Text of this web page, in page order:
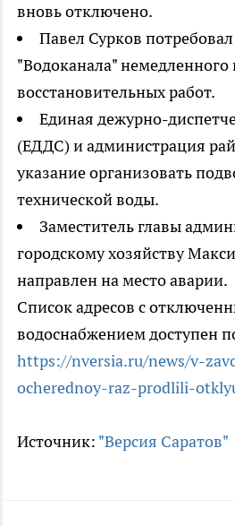
вновь отключено.
Павел Сурков
"Водоканала" немедленного
восстановительных работ.
Единая дежурно-
(ЕДДС) и администрация
указание организовать
технической воды.
Заместитель главы
городскому хозяйству
направлен на место аварии.
Список адресов с
водоснабжением доступен
https://nversia.ru/news/v-
ocherednoy-raz-prodlili-
Источник: "Версия Саратов"